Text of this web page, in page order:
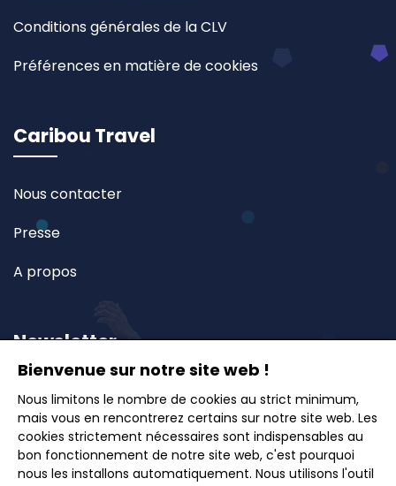
Conditions générales de la CLV
Préférences en matière de cookies
Caribou Travel
Nous contacter
Presse
A propos
Newsletter
Inscrivez-vous à notre newsletter et recevez en
avant-première nos offres exclusives, idées de
voyages et conseils pour des escapades inoubliables.
Bienvenue sur notre site web !
Nous limitons le nombre de cookies au strict minimum,
mais vous en rencontrerez certains sur notre site web. Les
cookies strictement nécessaires sont indispensables au
bon fonctionnement de notre site web, c'est pourquoi
nous les installons automatiquement. Nous utilisons l'outil